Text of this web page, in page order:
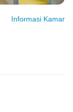
Informasi Kamar